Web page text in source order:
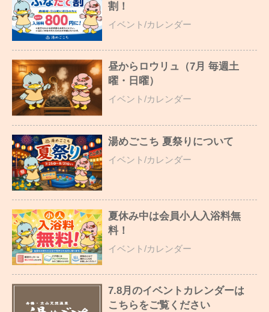
割！
イベント/カレンダー
昼からロウリュ（7月 毎週土
曜・日曜）
イベント/カレンダー
湯めごこち 夏祭りについて
イベント/カレンダー
夏休み中は会員小人入浴料無
料！
イベント/カレンダー
7.8月のイベントカレンダーは
こちらをご覧ください